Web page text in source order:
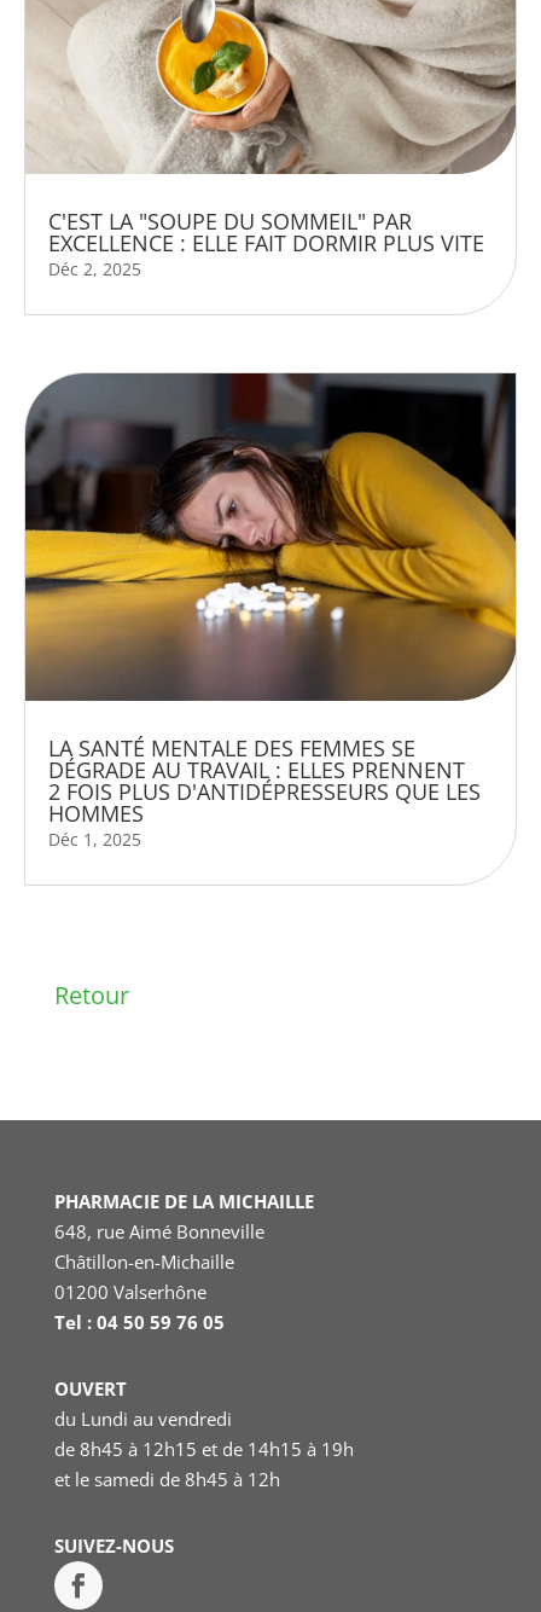
C'EST LA "SOUPE DU SOMMEIL" PAR
EXCELLENCE : ELLE FAIT DORMIR PLUS VITE
Déc 2, 2025
LA SANTÉ MENTALE DES FEMMES SE
DÉGRADE AU TRAVAIL : ELLES PRENNENT
2 FOIS PLUS D'ANTIDÉPRESSEURS QUE LES
HOMMES
Déc 1, 2025
Retour
PHARMACIE DE LA MICHAILLE
648, rue Aimé Bonneville
Châtillon-en-Michaille
01200 Valserhône
Tel : 04 50 59 76 05
OUVERT
du Lundi au vendredi
de 8h45 à 12h15 et de 14h15 à 19h
et le samedi de 8h45 à 12h
SUIVEZ-NOUS